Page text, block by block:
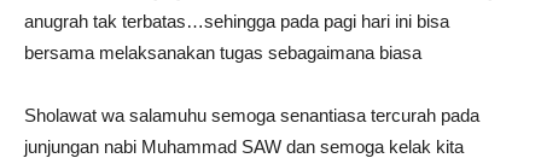
anugrah tak terbatas…sehingga pada pagi hari ini bisa
bersama melaksanakan tugas sebagaimana biasa
Sholawat wa salamuhu semoga senantiasa tercurah pada
junjungan nabi Muhammad SAW dan semoga kelak kita